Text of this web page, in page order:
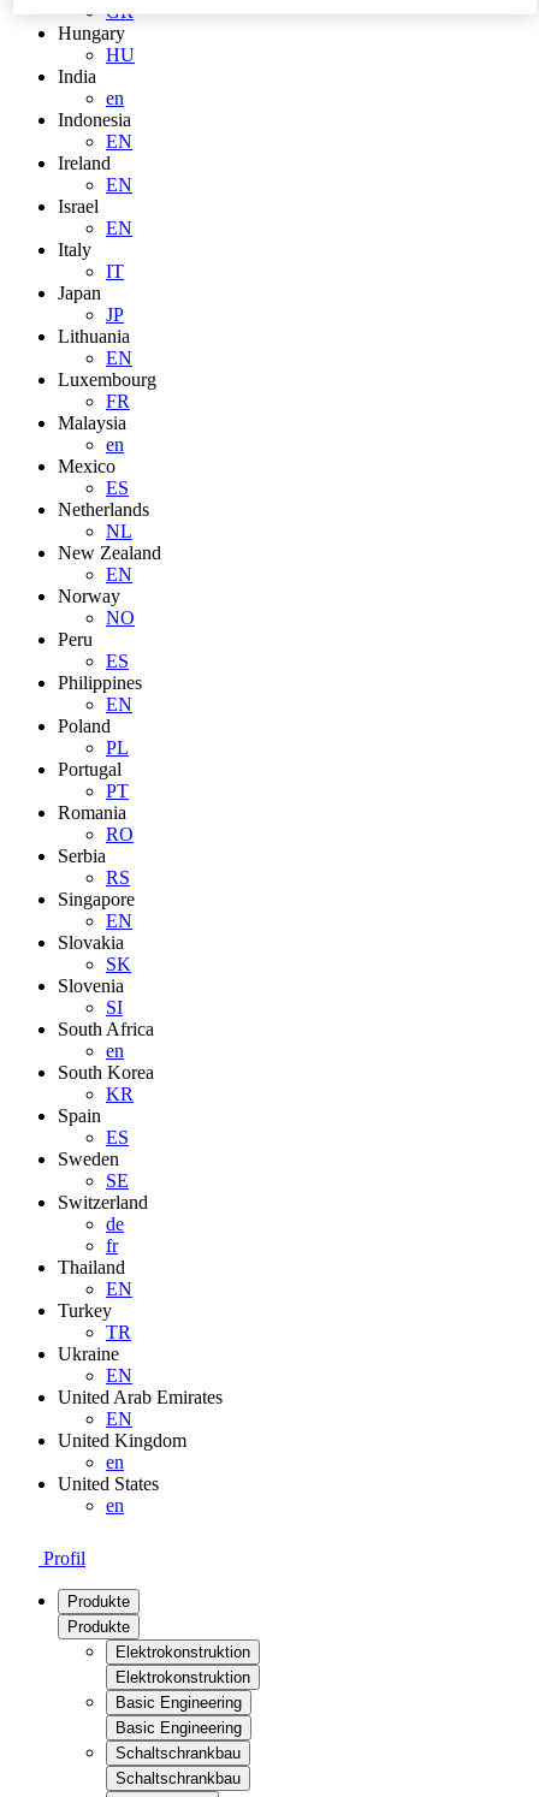
GR
Hungary
HU
India
en
Indonesia
EN
Ireland
EN
Israel
EN
Italy
IT
Japan
JP
Lithuania
EN
Luxembourg
FR
Malaysia
en
Mexico
ES
Netherlands
NL
New Zealand
EN
Norway
NO
Peru
ES
Philippines
EN
Poland
PL
Portugal
PT
Romania
RO
Serbia
RS
Singapore
EN
Slovakia
SK
Slovenia
SI
South Africa
en
South Korea
KR
Spain
ES
Sweden
SE
Switzerland
de
fr
Thailand
EN
Turkey
TR
Ukraine
EN
United Arab Emirates
EN
United Kingdom
en
United States
en
Profil
Produkte
Produkte
Elektrokonstruktion
Elektrokonstruktion
Basic Engineering
Basic Engineering
Schaltschrankbau
Schaltschrankbau